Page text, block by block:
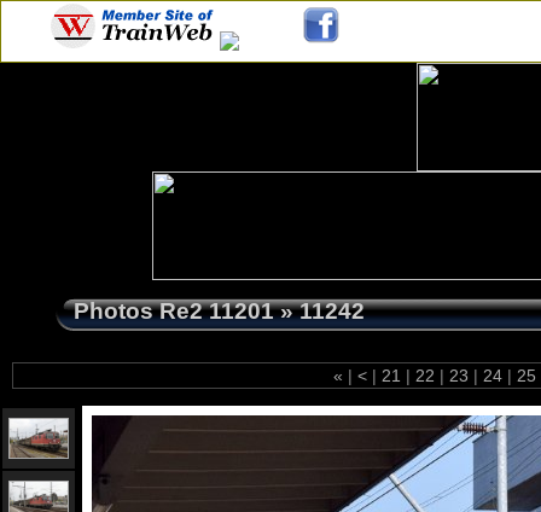
Photos Re2 11201»11242
« | < | 21 | 22 | 23 | 24 | 25